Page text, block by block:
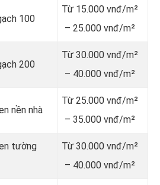
100
Từ 15.000 vnđ/m²
– 25.000 vnđ/m²
200
Từ 30.000 vnđ/m²
– 40.000 vnđ/m²
nền nhà
Từ 25.000 vnđ/m²
– 35.000 vnđ/m²
tường
Từ 30.000 vnđ/m²
– 40.000 vnđ/m²